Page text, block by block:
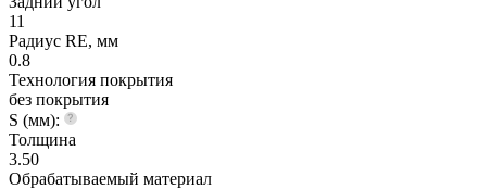
11
Радиус RE, мм
0.8
Технология покрытия
без покрытия
S (мм):
Толщина
3.50
Обрабатываемый материал